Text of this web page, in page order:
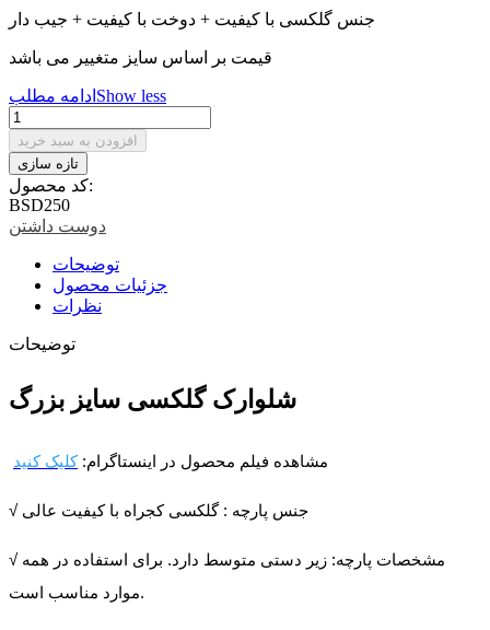
جنس گلکسی با کیفیت + دوخت با کیفیت + جیب دار
قیمت بر اساس سایز متغییر می باشد
ادامه مطلب Show less
افزودن به سبد خرید
کد محصول:
BSD250
دوست داشتن
توضیحات
جزئیات محصول
نظرات
توضیحات
شلوارک گلکسی سایز بزرگ
مشاهده فیلم محصول در اینستاگرام:کلیک کنید
√ جنس پارچه : گلکسی کجراه با کیفیت عالی
√ مشخصات پارچه: زیر دستی متوسط دارد. برای استفاده در همه
موارد مناسب است.